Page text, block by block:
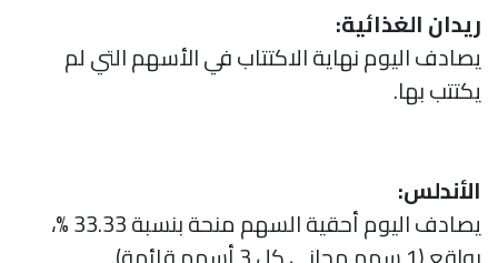
ريدان الغذائية:
يصادف اليوم نهاية الاكتتاب في الأسهم التي لم
يكتتب بها.
الأندلس:
يصادف اليوم أحقية السهم منحة بنسبة 33.33 %،